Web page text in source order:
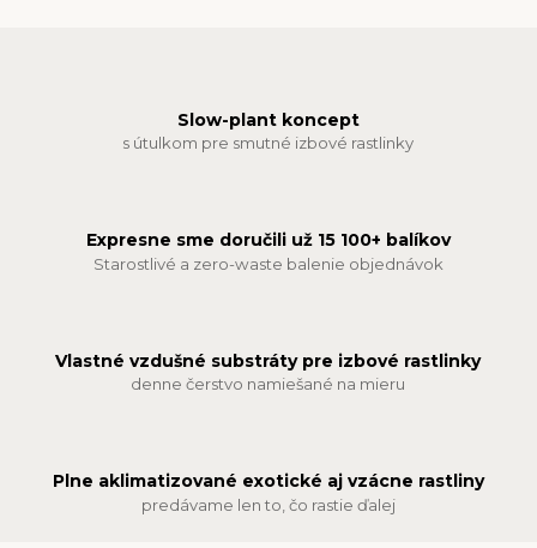
Slow-plant koncept
s útulkom pre smutné izbové rastlinky
Expresne sme doručili už 15 100+ balíkov
Starostlivé a zero-waste balenie objednávok
Vlastné vzdušné substráty pre izbové rastlinky
denne čerstvo namiešané na mieru
Plne aklimatizované exotické aj vzácne rastliny
predávame len to, čo rastie ďalej